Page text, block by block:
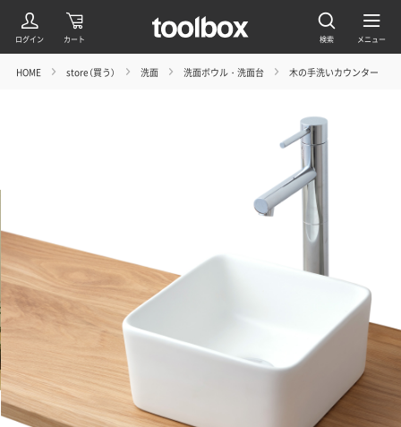
HOME store（買う） 洗面 洗面ボウル・洗面台 木の手洗いカウンター